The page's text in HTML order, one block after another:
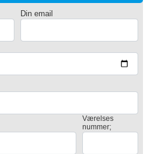
Din email
Værelses
nummer;